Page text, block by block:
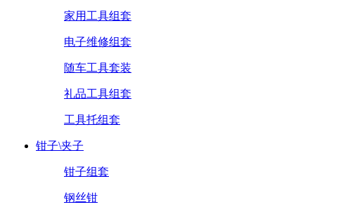
家用工具组套
电子维修组套
随车工具套装
礼品工具组套
工具托组套
钳子\夹子
钳子组套
钢丝钳